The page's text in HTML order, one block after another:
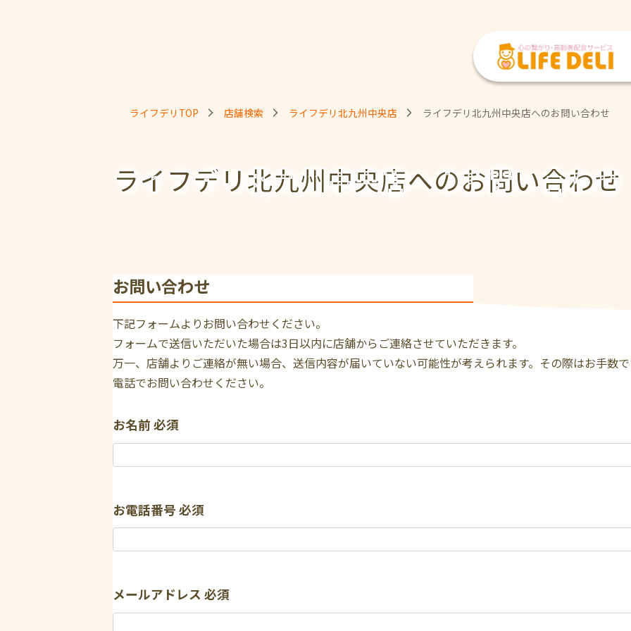
ライフデリTOP 店舗検索 ライフデリ北九州中央店 ライフデリ北九州中央店へのお問い合わせ
ライフデリ北九州中央店へのお問い合わせ
お問い合わせ
下記フォームよりお問い合わせください。
フォームで送信いただいた場合は3日以内に店舗からご連絡させていただきます。
万一、店舗よりご連絡が無い場合、送信内容が届いていない可能性が考えられます。その際はお手数
電話でお問い合わせください。
お名前必須
お電話番号必須
メールアドレス 必須